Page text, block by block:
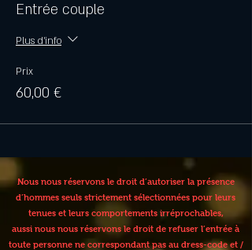
Entrée couple
Plus d'info
Prix
60,00 €
Nous nous réservons le droit d’autoriser la présence
d’hommes seuls strictement sélectionnées pour leurs
tenues et leurs comportements irréprochables,
aussi nous nous réservons le droit de refuser l’entrée à
toute personne ne correspondant pas au dress-code et /